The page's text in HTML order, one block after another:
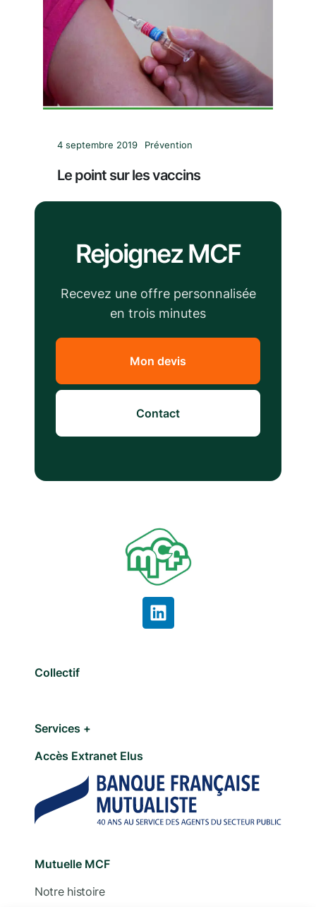
4 septembre 2019 Prévention
Le point sur les vaccins
Rejoignez MCF
Recevez une offre personnalisée
en trois minutes
Mon devis
Contact
Collectif
Services +
Accès Extranet Elus
Mutuelle MCF
Notre histoire